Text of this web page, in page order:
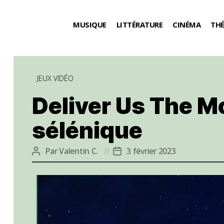
MUSIQUE LITTÉRATURE CINÉMA
Catégories
JEUX VIDÉO
Deliver Us The
sélénique
Auteur
de
l’article
ParValentin C.
Date
de
l’article
3 février 2023